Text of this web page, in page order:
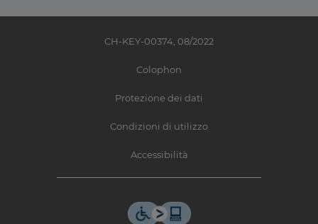
Colophon
Protezione dei dati
Condizioni di utilizzo
Accessibilità
CH-KEY-00374, 08/2022